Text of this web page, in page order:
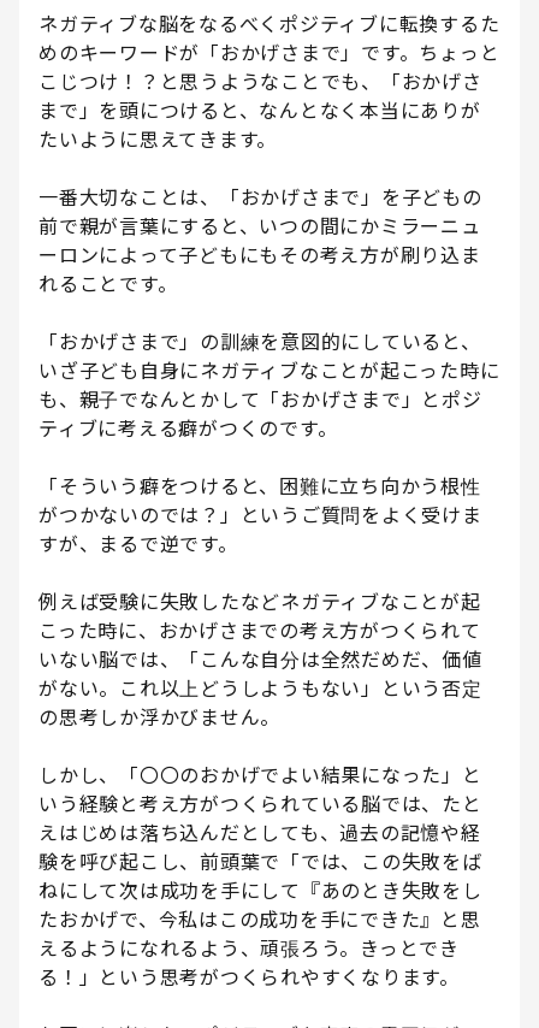
ネガティブな脳をなるべくポジティブに転換するた
めのキーワードが「おかげさまで」です。ちょっと
こじつけ！？と思うようなことでも、「おかげさ
まで」を頭につけると、なんとなく本当にありが
たいように思えてきます。
一番大切なことは、「おかげさまで」を子どもの
前で親が言葉にすると、いつの間にかミラーニュ
ーロンによって子どもにもその考え方が刷り込ま
れることです。
「おかげさまで」の訓練を意図的にしていると、
いざ子ども自身にネガティブなことが起こった時に
も、親子でなんとかして「おかげさまで」とポジ
ティブに考える癖がつくのです。
「そういう癖をつけると、困難に立ち向かう根性
がつかないのでは？」というご質問をよく受けま
すが、まるで逆です。
例えば受験に失敗したなどネガティブなことが起
こった時に、おかげさまでの考え方がつくられて
いない脳では、「こんな自分は全然だめだ、価値
がない。これ以上どうしようもない」という否定
の思考しか浮かびません。
しかし、「〇〇のおかげでよい結果になった」と
いう経験と考え方がつくられている脳では、たと
えはじめは落ち込んだとしても、過去の記憶や経
験を呼び起こし、前頭葉で「では、この失敗をば
ねにして次は成功を手にして『あのとき失敗をし
たおかげで、今私はこの成功を手にできた』と思
えるようになれるよう、頑張ろう。きっとでき
る！」という思考がつくられやすくなります。